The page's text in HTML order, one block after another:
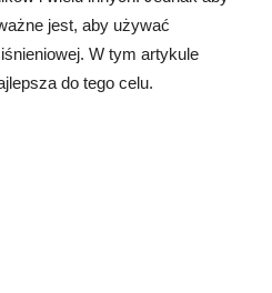
jest, aby używać
W tym artykule
do tego celu.